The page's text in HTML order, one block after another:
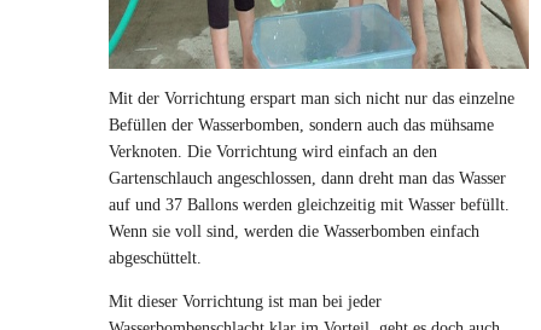
Mit der Vorrichtung erspart man sich nicht nur das einzelne
Befüllen der Wasserbomben, sondern auch das mühsame
Verknoten. Die Vorrichtung wird einfach an den
Gartenschlauch angeschlossen, dann dreht man das Wasser
auf und 37 Ballons werden gleichzeitig mit Wasser befüllt.
Wenn sie voll sind, werden die Wasserbomben einfach
abgeschüttelt.
Mit dieser Vorrichtung ist man bei jeder